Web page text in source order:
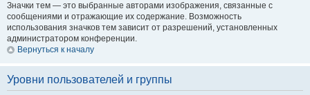
Значки тем — это выбранные авторами изображения, связанные с
сообщениями и отражающие их содержание. Возможность
использования значков тем зависит от разрешений, установленных
администратором конференции.
Вернуться к началу
Уровни пользователей и группы